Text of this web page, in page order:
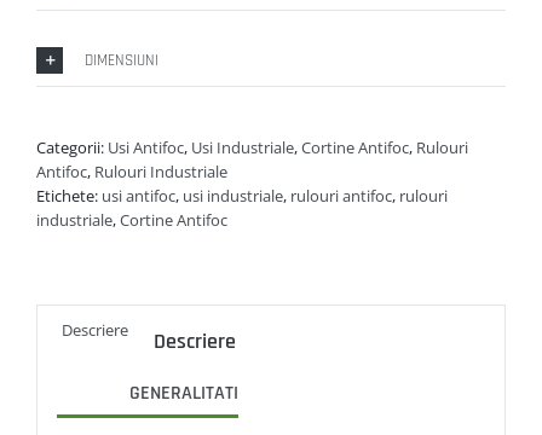
DIMENSIUNI
Categorii: Usi Antifoc, Usi Industriale,Cortine Antifoc, Rulouri
Antifoc, Rulouri Industriale
Etichete: usi antifoc, usi industriale, rulouri antifoc, rulouri
industriale,Cortine Antifoc
Descriere Descriere
GENERALITATI